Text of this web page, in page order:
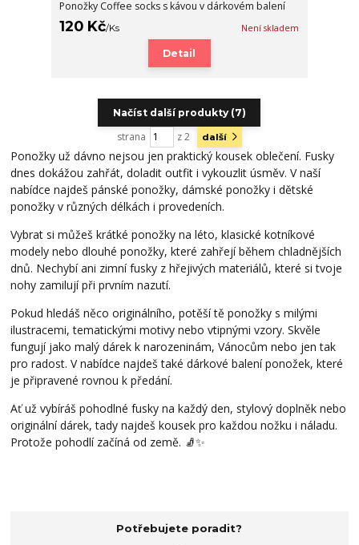
Ponožky Coffee socks s kávou v dárkovém balení
120 Kč/Ks Není skladem
Detail
Načíst další produkty (7)
strana z 2 další
Ponožky už dávno nejsou jen praktický kousek oblečení. Fusky
dnes dokážou zahřát, doladit outfit i vykouzlit úsměv. V naší
nabídce najdeš pánské ponožky, dámské ponožky i dětské
ponožky v různých délkách i provedeních.
Vybrat si můžeš krátké ponožky na léto, klasické kotníkové
modely nebo dlouhé ponožky, které zahřejí během chladnějších
dnů. Nechybí ani zimní fusky z hřejivých materiálů, které si tvoje
nohy zamilují při prvním nazutí.
Pokud hledáš něco originálního, potěší tě ponožky s milými
ilustracemi, tematickými motivy nebo vtipnými vzory. Skvěle
fungují jako malý dárek k narozeninám, Vánocům nebo jen tak
pro radost. V nabídce najdeš také dárkové balení ponožek, které
je připravené rovnou k předání.
Ať už vybíráš pohodlné fusky na každý den, stylový doplněk nebo
originální dárek, tady najdeš kousek pro každou nožku i náladu.
Protože pohodlí začíná od země. 🧦✨
Potřebujete poradit?